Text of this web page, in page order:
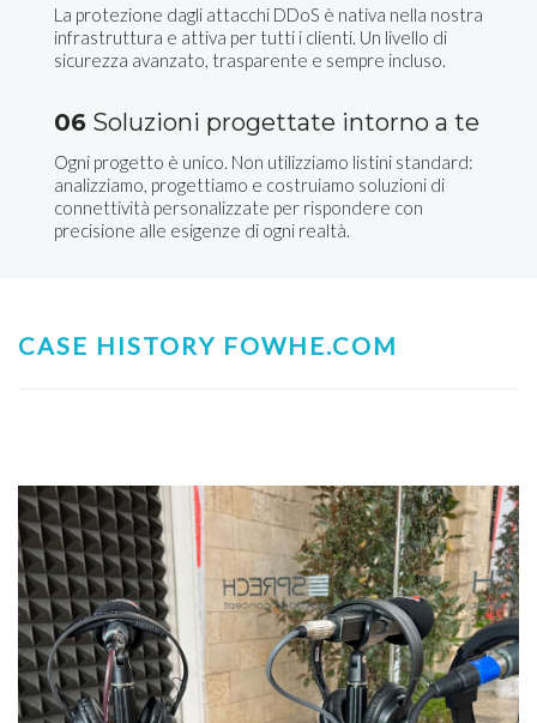
La protezione dagli attacchi DDoS è nativa nella nostra
infrastruttura e attiva per tutti i clienti. Un livello di
sicurezza avanzato, trasparente e sempre incluso.
06 Soluzioni progettate intorno a te
Ogni progetto è unico. Non utilizziamo listini standard:
analizziamo, progettiamo e costruiamo soluzioni di
connettività personalizzate per rispondere con
precisione alle esigenze di ogni realtà.
CASE HISTORY FOWHE.COM